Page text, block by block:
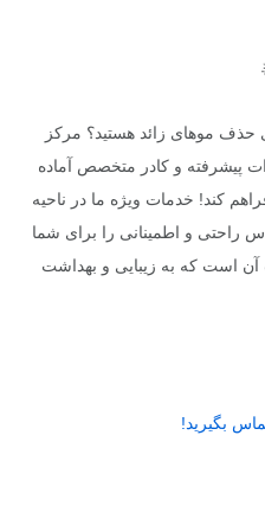
حذف موهای زائد هستید؟ مرکز
پیشرفته و کادر متخصص آماده
کند! خدمات ویژه ما در ناحیه
راحتی و اطمینانی را برای شما
آن است که به زیبایی و بهداشت
بگیرید!